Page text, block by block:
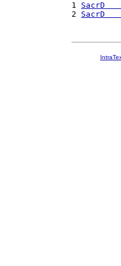
1
2